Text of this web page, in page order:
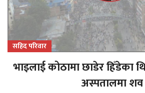
सहिद परिवार
भाइलाई कोठामा छाडेर
अस्पतालमा शव